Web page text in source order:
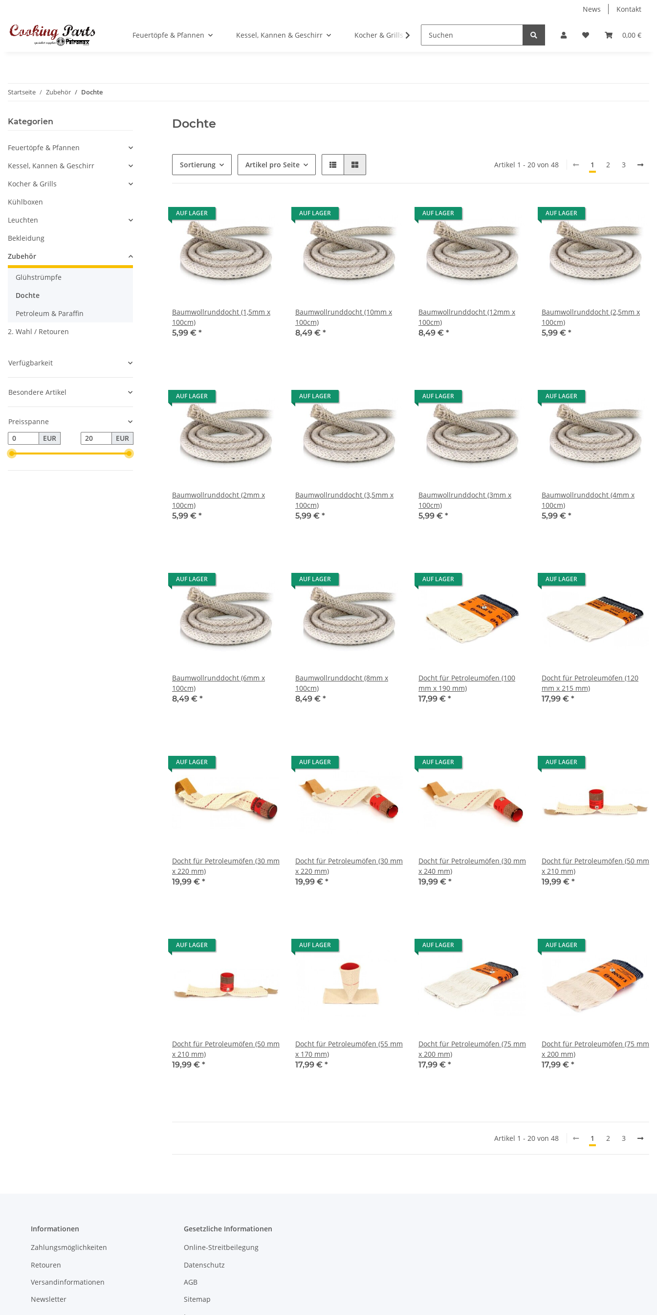
News Kontakt
0,00 €
Feuertöpfe & Pfannen Kessel, Kannen & Geschirr Kocher & Grills Kühlboxen Bekleidung Zubehör
Startseite Zubehör Dochte
Dochte
Sortierung Artikel pro Seite Artikel 1 - 20 von 48 1 2 3
AUF LAGER
Baumwollrunddocht (1,5mm x
100cm)
5,99 € *
AUF LAGER
Baumwollrunddocht (10mm x
100cm)
8,49 € *
AUF LAGER
Baumwollrunddocht (12mm x
100cm)
8,49 € *
AUF LAGER
Baumwollrunddocht (2,5mm x
100cm)
5,99 € *
AUF LAGER
Baumwollrunddocht (2mm x
100cm)
5,99 € *
AUF LAGER
Baumwollrunddocht (3,5mm x
100cm)
5,99 € *
AUF LAGER
Baumwollrunddocht (3mm x
100cm)
5,99 € *
AUF LAGER
Baumwollrunddocht (4mm x
100cm)
5,99 € *
AUF LAGER
Baumwollrunddocht (6mm x
100cm)
8,49 € *
AUF LAGER
Baumwollrunddocht (8mm x
100cm)
8,49 € *
AUF LAGER
Docht für Petroleumöfen (100
mm x 190 mm)
17,99 € *
AUF LAGER
Docht für Petroleumöfen (120
mm x 215 mm)
17,99 € *
AUF LAGER
Docht für Petroleumöfen (30 mm
x 220 mm)
19,99 € *
AUF LAGER
Docht für Petroleumöfen (30 mm
x 220 mm)
19,99 € *
AUF LAGER
Docht für Petroleumöfen (30 mm
x 240 mm)
19,99 € *
AUF LAGER
Docht für Petroleumöfen (50 mm
x 210 mm)
19,99 € *
AUF LAGER
Docht für Petroleumöfen (50 mm
x 210 mm)
19,99 € *
AUF LAGER
Docht für Petroleumöfen (55 mm
x 170 mm)
17,99 € *
AUF LAGER
Docht für Petroleumöfen (75 mm
x 200 mm)
17,99 € *
AUF LAGER
Docht für Petroleumöfen (75 mm
x 200 mm)
17,99 € *
Artikel 1 - 20 von 48 1 2 3
Kategorien
Feuertöpfe & Pfannen
Kessel, Kannen & Geschirr
Kocher & Grills
Kühlboxen
Leuchten
Bekleidung
Zubehör
Glühstrümpfe
Dochte
Petroleum & Paraffin
2. Wahl / Retouren
Verfügbarkeit
Besondere Artikel
Preisspanne
EUR
EUR
Informationen
Zahlungsmöglichkeiten
Retouren
Versandinformationen
Newsletter
Gesetzliche Informationen
Online-Streitbeilegung
Datenschutz
AGB
Sitemap